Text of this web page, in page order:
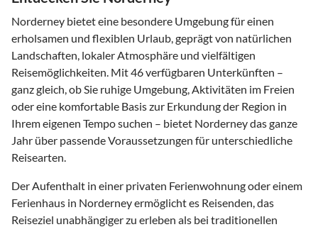
Norderney bietet eine besondere Umgebung für einen
erholsamen und flexiblen Urlaub, geprägt von natürlichen
Landschaften, lokaler Atmosphäre und vielfältigen
Reisemöglichkeiten. Mit 46 verfügbaren Unterkünften –
ganz gleich, ob Sie ruhige Umgebung, Aktivitäten im Freien
oder eine komfortable Basis zur Erkundung der Region in
Ihrem eigenen Tempo suchen – bietet Norderney das ganze
Jahr über passende Voraussetzungen für unterschiedliche
Reisearten.
Der Aufenthalt in einer privaten Ferienwohnung oder einem
Ferienhaus in Norderney ermöglicht es Reisenden, das
Reiseziel unabhängiger zu erleben als bei traditionellen